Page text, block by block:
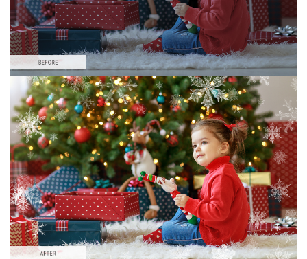
Lütfen seçin
Free Photoshop Overlay #9
Small 800*533px
Winter Snowflakes
(30 Overlays)